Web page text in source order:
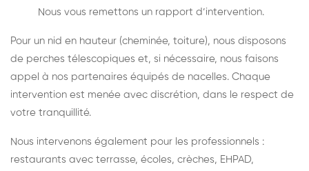
Nous vous remettons un rapport d’intervention.
Pour un nid en hauteur (cheminée, toiture), nous disposons
de perches télescopiques et, si nécessaire, nous faisons
appel à nos partenaires équipés de nacelles. Chaque
intervention est menée avec discrétion, dans le respect de
votre tranquillité.
Nous intervenons également pour les professionnels :
restaurants avec terrasse, écoles, crèches, EHPAD,